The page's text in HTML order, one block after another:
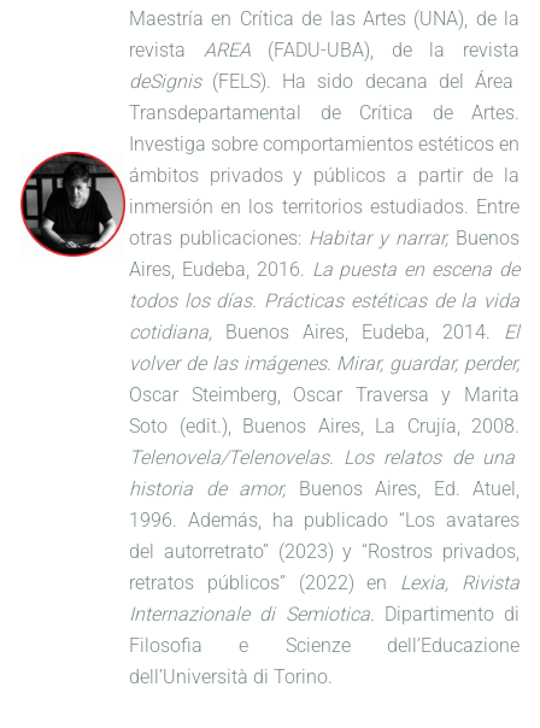
Maestría en Crítica de las Artes (UNA), de la
revista AREA(FADU-UBA), de la revista
deSignis (FELS). Ha sido decana del Área
Transdepartamental de Crítica de Artes.
Investiga sobre comportamientos estéticos en
ámbitos privados y públicos a partir de la
inmersión en los territorios estudiados. Entre
otras publicaciones: Habitar y narrar, Buenos
Aires, Eudeba, 2016. La puesta en escena de
todos los días. Prácticas estéticas de la vida
cotidiana, Buenos Aires, Eudeba, 2014. El
volver de las imágenes. Mirar, guardar, perder,
Oscar Steimberg, Oscar Traversa y Marita
Soto (edit.), Buenos Aires, La Crujía, 2008.
Telenovela/Telenovelas. Los relatos de una
historia de amor, Buenos Aires, Ed. Atuel,
1996. Además, ha publicado “Los avatares
del autorretrato” (2023) y “Rostros privados,
retratos públicos” (2022) en Lexia, Rivista
Internazionale di Semiotica. Dipartimento di
Filosofia e Scienze dell’Educazione
dell’Università di Torino.